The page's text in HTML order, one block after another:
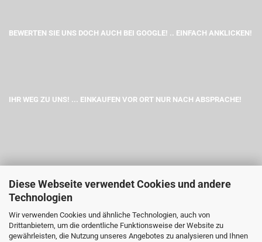
Diese Webseite verwendet Cookies und andere
Technologien
Wir verwenden Cookies und ähnliche Technologien, auch von
Drittanbietern, um die ordentliche Funktionsweise der Website zu
gewährleisten, die Nutzung unseres Angebotes zu analysieren und Ihnen
BEWERTEN SIE UNS DOCH AUCH BEI GOOGLE! .. EINFACH ANKLICKEN!
IHR WEG ZU UNS! ... EINKAUFEN VOR ORT NUR NACH ABSPRACHE!